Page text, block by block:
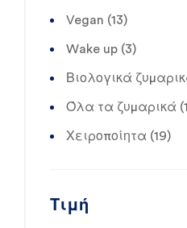
Vegan (13)
Wake up (3)
Βιολογικά
Όλα τα ζυμαρικά
Χειροποίητα (19)
Τιμή